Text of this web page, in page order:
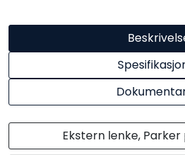
Ekstern lenke,